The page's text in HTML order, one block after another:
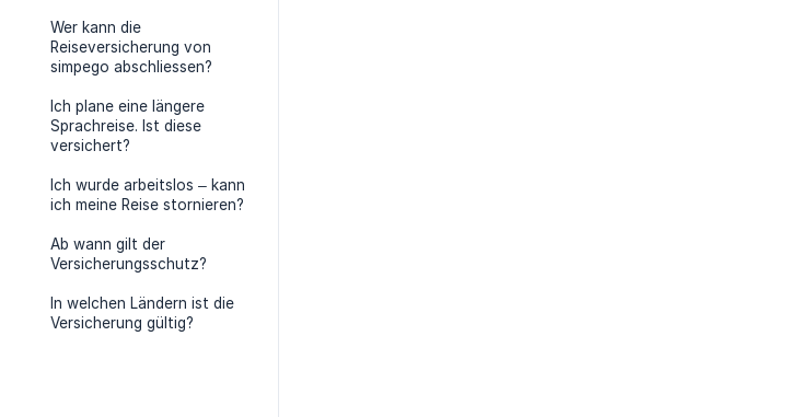
Wer kann die
Reiseversicherung von
simpego abschliessen?
Ich plane eine längere
Sprachreise. Ist diese
versichert?
Ich wurde arbeitslos – kann
ich meine Reise stornieren?
Ab wann gilt der
Versicherungsschutz?
In welchen Ländern ist die
Versicherung gültig?